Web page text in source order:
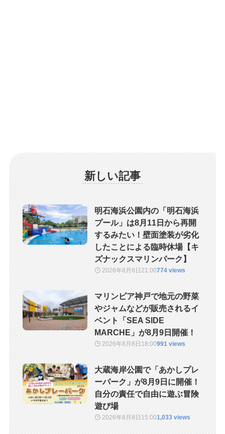
新しい記事
明石海浜公園内の「明石海浜
プール」は8月11日から再開
するみたい！壁面塗装が劣化
したことによる臨時休場【キ
ズナックスマリンパーク】
2026年8月8日21:00774 views
マリンピア神戸で地元の野菜
やジャムなどが販売されるイ
ベント「SEA SIDE
MARCHE」が8月9日開催！
2026年8月8日 18:00991 views
大蔵海岸公園で「あかしプレ
ーパーク」が8月9日に開催！
自分の責任で自由に遊ぶ冒険
遊び場
2026年8月8日 15:001,033 views